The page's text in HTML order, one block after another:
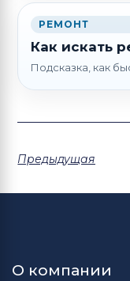
РЕМОНТ
Как искать
Подсказка, как
Предыдущая
О компании